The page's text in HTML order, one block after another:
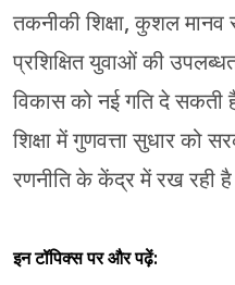
तकनीकी शिक्षा, कुशल
प्रशिक्षित युवाओं की
विकास को नई गति दे
शिक्षा में गुणवत्ता सुधार को
रणनीति के केंद्र में रख रही
इन टॉपिक्स पर और पढ़ें: